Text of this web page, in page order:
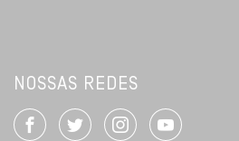
NOSSAS REDES